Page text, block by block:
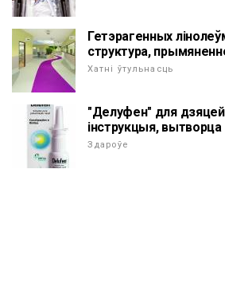
Гетэрагенных
структура,
Хатні ўтульнасць
"Делуфен" для дзяцей:
інструкцыя, вытворца
Здароўе